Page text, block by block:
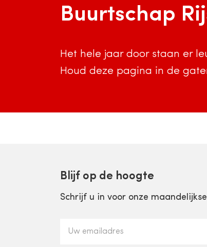
Buurtschap
Het hele jaar door staan er
Houd deze pagina in de
Blijf op de hoogte
Schrijf u in voor onze